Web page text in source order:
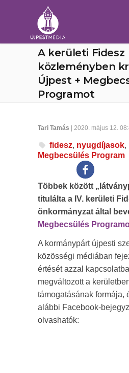
A kerületi Fidesz
közleményben
Újpest +
Programot
Tari Tamás | 2020. május 12.
fidesz, nyugdíjasok,
Megbecsülés Program
Többek között
titulálta a IV. kerületi
önkormányzat által
Megbecsülés
A kormánypárt újpesti
közösségi médiában
értését azzal
megváltozott a
támogatásának formája,
alábbi Facebook-
olvashatók: